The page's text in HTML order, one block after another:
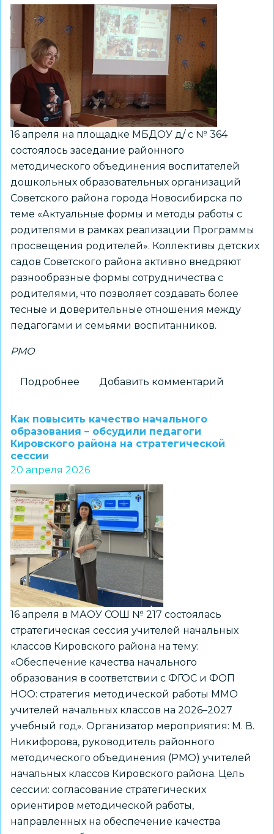
обсудили
вопросы
просветительской
деятельности
с
родителями
воспитанников
16 апреля на площадке МБДОУ д/ с № 364
состоялось заседание районного
методического объединения воспитателей
дошкольных образовательных организаций
Советского района города Новосибирска по
теме «Актуальные формы и методы работы с
родителями в рамках реализации Программы
просвещения родителей». Коллективы детских
садов Советского района активно внедряют
разнообразные формы сотрудничества с
родителями, что позволяет создавать более
тесные и доверительные отношения между
педагогами и семьями воспитанников.
РМО
Подробнее
садов
Советского
обсудили
вопросы
по
взаимодействию
с
родителями
воспитанников
Добавить комментарий
Как повысить качество начального
образования – обсудили педагоги
Кировского района на стратегической
сессии
20 апреля 2026
16 апреля в МАОУ СОШ № 217 состоялась
стратегическая сессия учителей начальных
классов Кировского района на тему:
«Обеспечение качества начального
образования в соответствии с ФГОС и ФОП
НОО: стратегия методической работы ММО
учителей начальных классов на 2026–2027
учебный год». Организатор мероприятия: М. В.
Никифорова, руководитель районного
методического объединения (РМО) учителей
начальных классов Кировского района. Цель
сессии: согласование стратегических
ориентиров методической работы,
направленных на обеспечение качества